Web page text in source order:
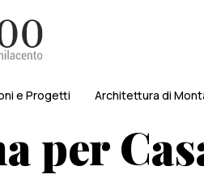
e Progetti Architettura di
per